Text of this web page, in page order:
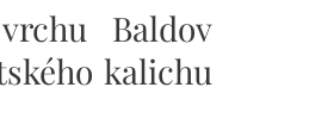
Baldov
kalichu